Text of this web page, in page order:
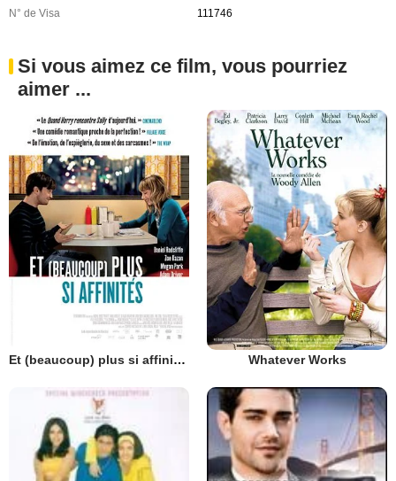
N° de Visa
111746
Si vous aimez ce film, vous pourriez
aimer ...
Et (beaucoup) plus si affinités Whatever Works